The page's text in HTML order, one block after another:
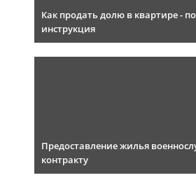
Как продать долю в квартире -
инструкция
Предоставление жилья
контракту